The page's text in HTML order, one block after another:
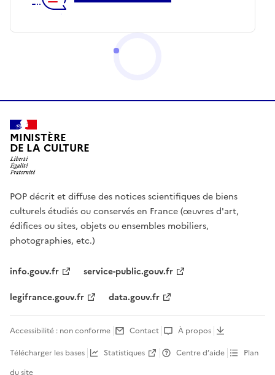
MINISTÈRE
DE LA CULTURE
POP décrit et diffuse des notices scientifiques de biens
culturels étudiés ou conservés en France (œuvres d'art,
édifices ou sites, objets ou ensembles mobiliers,
photographies, etc.)
info.gouv.fr
service-public.gouv.fr
legifrance.gouv.fr
data.gouv.fr
Accessibilité : non conforme Contact
À propos
Télécharger les bases
Statistiques Centre d’aide
Plan
du site